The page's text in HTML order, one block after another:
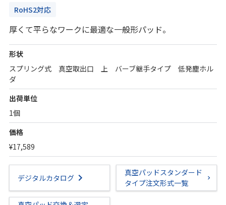
RoHS2対応
厚くて平らなワークに最適な一般形パッド。
形状
スプリング式 真空取出口 上 バーブ継手タイプ 低発塵ホル
ダ
出荷単位
1個
価格
¥17,589
デジタルカタログ
真空パッドスタンダード
タイプ注文形式一覧